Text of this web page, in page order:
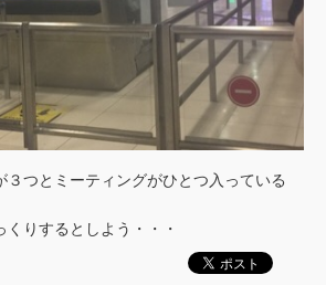
３つとミーティングがひとつ入っている
くりするとしよう・・・